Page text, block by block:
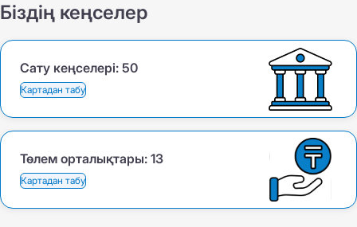
Біздің кеңселер
Сату кеңселері: 50
Картадан табу
Төлем орталықтары: 13
Картадан табу